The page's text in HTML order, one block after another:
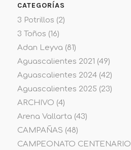
CATEGORÍAS
3 Potrillos (2)
3 Toños (16)
Adan Leyva (81)
Aguascalientes 2021 (49)
Aguascalientes 2024(42)
Aguascalientes 2025 (23)
ARCHIVO (4)
Arena Vallarta (43)
CAMPAÑAS (48)
CAMPEONATO CENTENARIO